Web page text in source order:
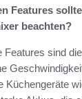
Features
beachten?
Features sind
Küchengeräte